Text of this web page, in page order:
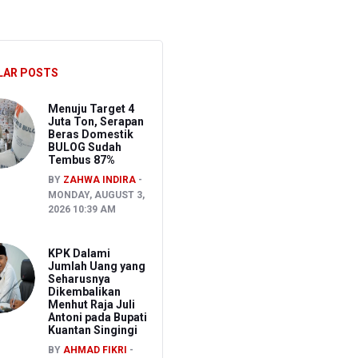
Kecil
Bisa Lebih Hemat
POSTS
Menuju Target 4
Juta Ton, Serapan
Beras Domestik
BULOG Sudah
Tembus 87%
BY ZAHWA INDIRA
MONDAY, AUGUST 3,
2026 10:39 AM
KPK Dalami
Jumlah Uang yang
Seharusnya
Dikembalikan
Menhut Raja Juli
Antoni pada Bupati
Kuantan Singingi
BY AHMAD FIKRI